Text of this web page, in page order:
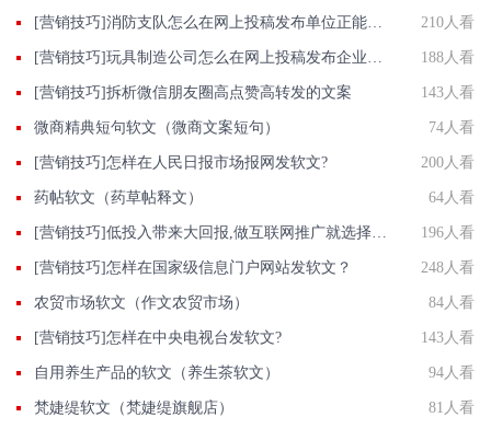
210人看
188人看
[营销技巧]拆析微信朋友圈高点赞高转发的文案 143人看
微商精典短句软文（微商文案短句） 74人看
[营销技巧]怎样在人民日报市场报网发软文? 200人看
药帖软文（药草帖释文） 64人看
196人看
[营销技巧]怎样在国家级信息门户网站发软文？ 248人看
农贸市场软文（作文农贸市场） 84人看
[营销技巧]怎样在中央电视台发软文? 143人看
自用养生产品的软文（养生茶软文） 94人看
梵婕缇软文（梵婕缇旗舰店） 81人看